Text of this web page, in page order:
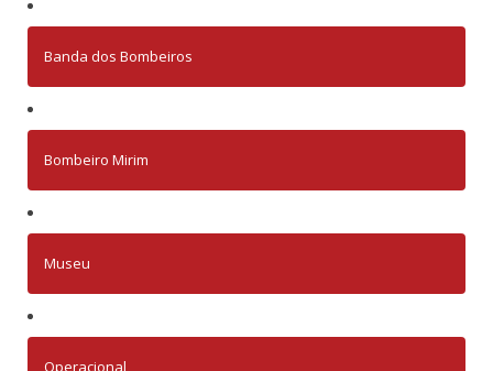
Banda dos Bombeiros
Bombeiro Mirim
Museu
Operacional